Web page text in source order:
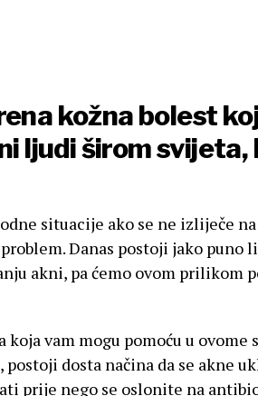
kožna bolest
ljudi širom svijeta,
situacije ako se ne izliječe
Danas postoji jako puno
akni, pa ćemo ovom prilikom
koja vam mogu pomoću u
postoji dosta načina da se akne
prije nego se oslonite na